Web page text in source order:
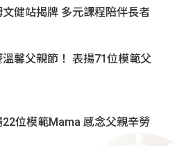
健站揭牌 多元課程陪伴長者
馨父親節！ 表揚71位模範父
位模範Mama 感念父親辛勞